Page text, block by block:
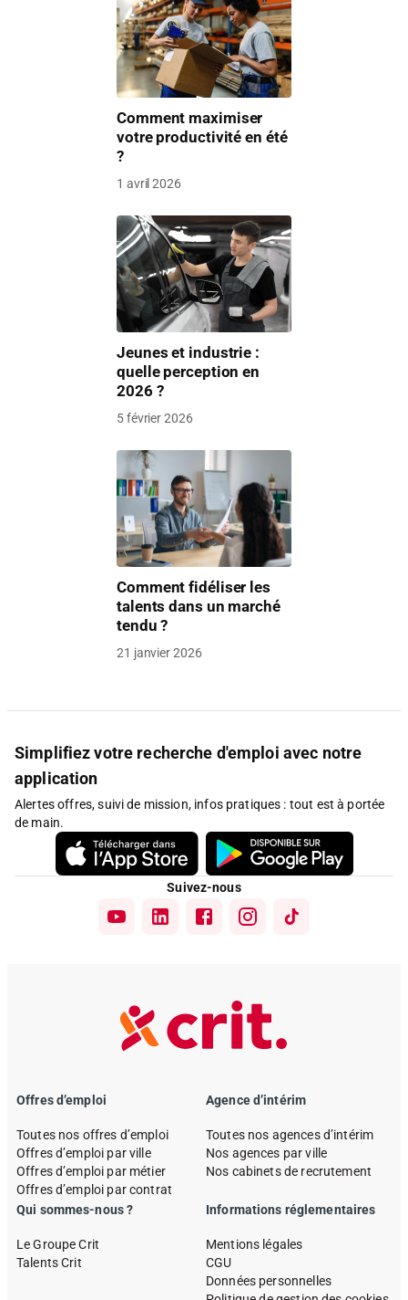
Comment maximiser
votre productivité en été
?
1 avril 2026
Jeunes et industrie :
quelle perception en
2026 ?
5 février 2026
Comment fidéliser les
talents dans un marché
tendu ?
21 janvier 2026